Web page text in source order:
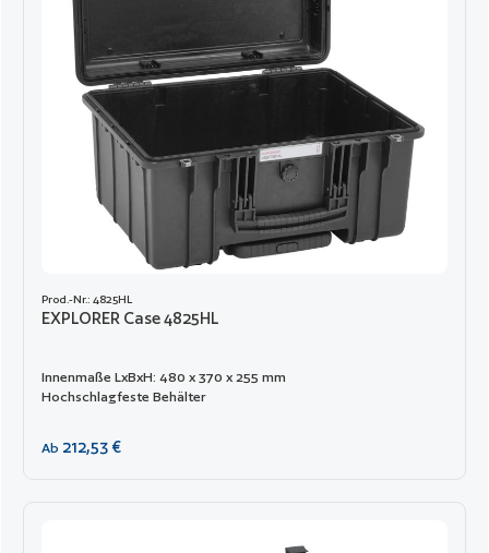
Prod.-Nr.: 4825HL
EXPLORER Case 4825HL
Innenmaße LxBxH: 480 x 370 x 255 mm
Hochschlagfeste Behälter
Regulärer Preis:
Ab 212,53 €